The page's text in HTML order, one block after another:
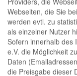
Webseiten, die Sie
werden evtl. zu
als einzelner Nutzer
Sofern innerhalb des
e.V. die Möglichkeit
Daten
die Preisgabe dieser